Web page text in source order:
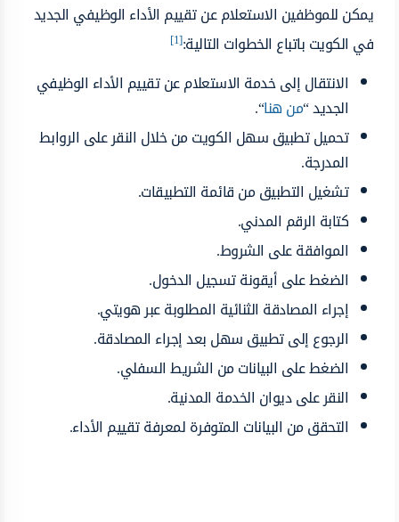
يمكن للموظفين الاستعلام عن تقييم الأداء الوظيفي الجديد
في الكويت باتباع الخطوات التالية:[1]
الانتقال إلى خدمة الاستعلام عن تقييم الأداء الوظيفي
الجديد “من هنا“.
تحميل تطبيق سهل الكويت من خلال النقر على الروابط
المدرجة.
تشغيل التطبيق من قائمة التطبيقات.
كتابة الرقم المدني.
الموافقة على الشروط.
الضغط على أيقونة تسجيل الدخول.
إجراء المصادقة الثنائية المطلوبة عبر هويتي.
الرجوع إلى تطبيق سهل بعد إجراء المصادقة.
الضغط على البيانات من الشريط السفلي.
النقر على ديوان الخدمة المدنية.
التحقق من البيانات المتوفرة لمعرفة تقييم الأداء.